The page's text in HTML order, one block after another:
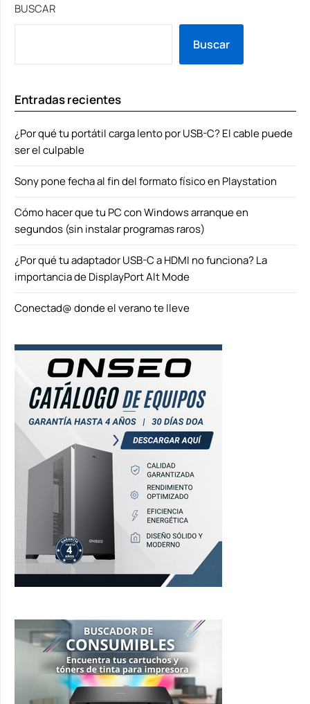
BUSCAR
Buscar
Entradas recientes
¿Por qué tu portátil carga lento por USB-C? El cable puede
ser el culpable
Sony pone fecha al fin del formato físico en Playstation
Cómo hacer que tu PC con Windows arranque en
segundos (sin instalar programas raros)
¿Por qué tu adaptador USB-C a HDMI no funciona? La
importancia de DisplayPort Alt Mode
Conectad@ donde el verano te lleve